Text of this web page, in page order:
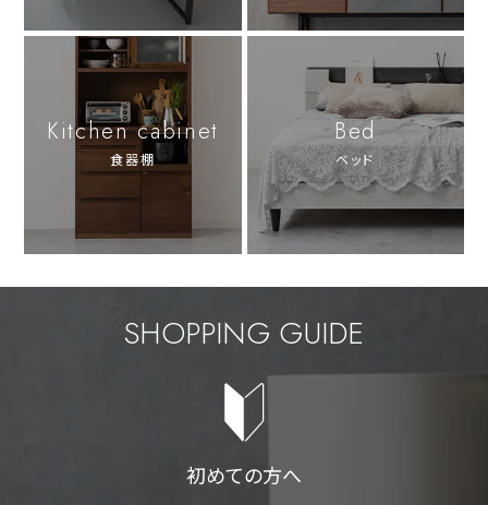
Kitchen cabinet
食器棚
Bed
ベッド
SHOPPING GUIDE
初めての方へ